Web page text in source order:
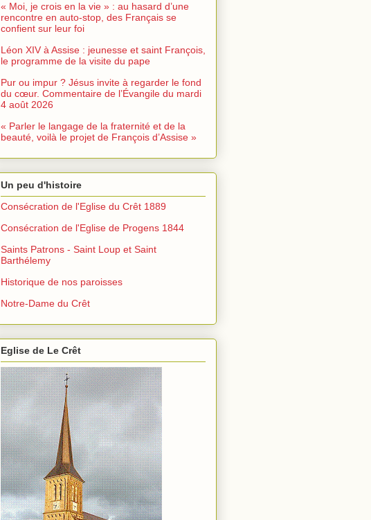
« Moi, je crois en la vie » : au hasard d’une
rencontre en auto-stop, des Français se
confient sur leur foi
Léon XIV à Assise : jeunesse et saint François,
le programme de la visite du pape
Pur ou impur ? Jésus invite à regarder le fond
du cœur. Commentaire de l’Évangile du mardi
4 août 2026
« Parler le langage de la fraternité et de la
beauté, voilà le projet de François d’Assise »
Un peu d'histoire
Consécration de l'Eglise du Crêt 1889
Consécration de l'Eglise de Progens 1844
Saints Patrons - Saint Loup et Saint
Barthélemy
Historique de nos paroisses
Notre-Dame du Crêt
Eglise de Le Crêt